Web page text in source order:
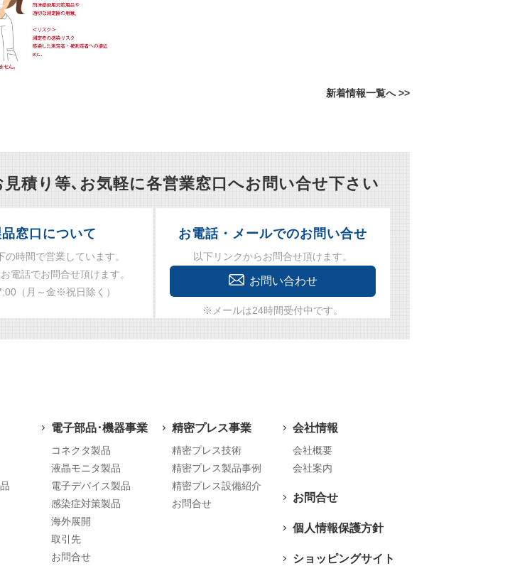
新着情報一覧へ >>
見積り等､お気軽に各営業窓口へお問い合せ下さい
窓口について
の時間で営業しています。
電話でお問合せ頂けます。
（月～金※祝日除く）
お電話・メールでのお問い合せ
以下リンクからお問合せ頂けます。
お問い合わせ
※メールは24時間受付中です。
電子部品･機器事業
コネクタ製品
液晶モニタ製品
電子デバイス製品
感染症対策製品
海外展開
取引先
お問合せ
精密プレス事業
精密プレス技術
精密プレス製品事例
精密プレス設備紹介
お問合せ
会社情報
会社概要
会社案内
お問合せ
個人情報保護方針
ショッピングサイト